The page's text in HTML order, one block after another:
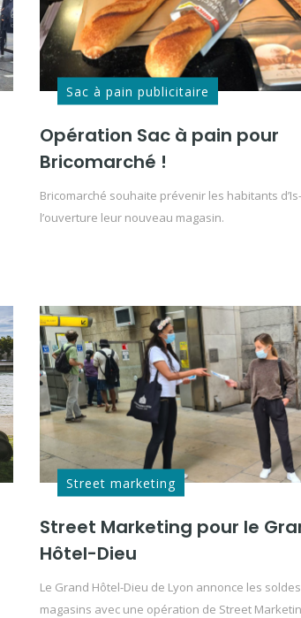
Sac à pain publicitaire
Opération Sac à pain pour
Bricomarché !
Bricomarché souhaite prévenir les habitants
l’ouverture leur nouveau magasin.
Street marketing
Street Marketing pour le
Hôtel-Dieu
Le Grand Hôtel-Dieu de Lyon annonce les
magasins avec une opération de Street